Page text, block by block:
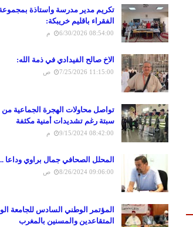
تكريم مدير مدرسة واستاذة
الفقراء باقليم خريبكة:
6/30/2026 08:54:00 م
الاخ صالح الفيدادي في ذمة الله:
7/25/2026 11:15:00 ص
تواصل محاولات الهجرة الجماعية من
سبتة رغم تشديدات أمنية مكثفة
9/15/2024 08:42:00 م
المحلل الصحافي جمال براوي وداعا ..
8/26/2024 09:06:00 ص
المؤتمر الوطني السادس للجامعة
المتقاعدين والمسنين بالمغرب